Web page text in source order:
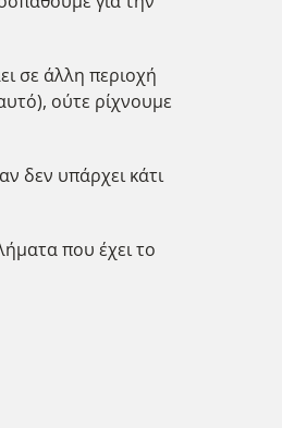
σε άλλη περιοχή
ούτε ρίχνουμε
δεν υπάρχει κάτι
που έχει το